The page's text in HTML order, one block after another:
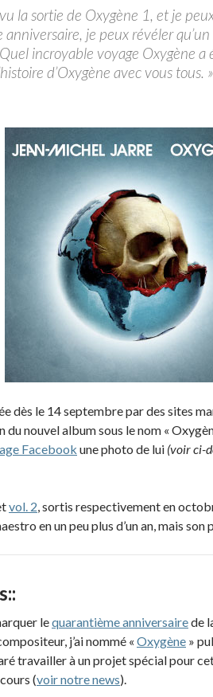
la sortie de Oxygène 1, et je
je peux révéler
incroyable voyage Oxygène a
d’Oxygène avec vous tous.
dès le 14 septembre par des sites
nouvel album sous le nom «
Facebook une photo de lui (voir ci-
vol. 2, sortis respectivement en
en un peu plus d’un an, mais
lequarantième anniversairede
j’ai nommé « Oxygène »
travailler à un projet spécial pour
(voir notre news).